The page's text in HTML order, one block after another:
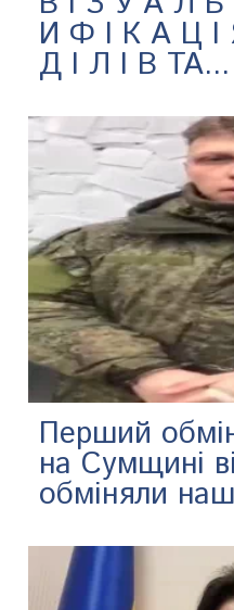
И Ф І К А Ц
Д І Л І В ТА...
Перший
на Сумщині
обміняли